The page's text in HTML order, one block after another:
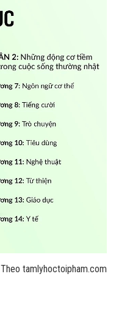
Theo tamlyhoctoipham.com